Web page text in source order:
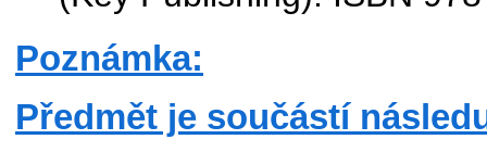
Poznámka:
Předmět je součástí